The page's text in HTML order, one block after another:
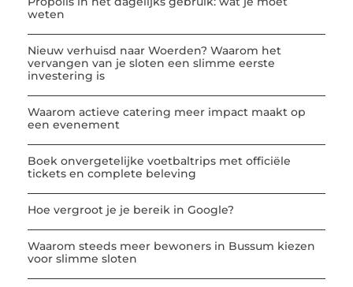
weten
Nieuw verhuisd naar Woerden? Waarom het
vervangen van je sloten een slimme eerste
investering is
Waarom actieve catering meer impact maakt op
een evenement
Boek onvergetelijke voetbaltrips met officiële
tickets en complete beleving
Hoe vergroot je je bereik in Google?
Waarom steeds meer bewoners in Bussum kiezen
voor slimme sloten